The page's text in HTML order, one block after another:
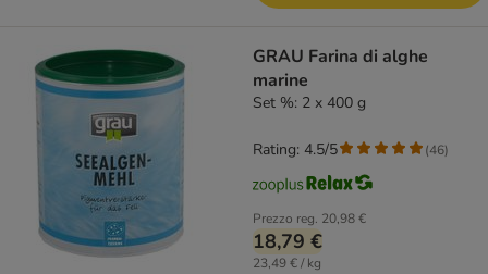
GRAU Farina di alghe
marine
Set %: 2 x 400 g
Prezzo reg. 20,98 €
18,79 €
23,49 € / kg
Rating: 4.5/5 (46)